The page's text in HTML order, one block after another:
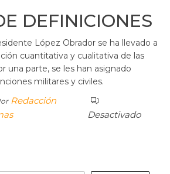
DEFINICIONES
López Obrador se ha llevado a
cuantitativa y cualitativa de las
una parte, se les han asignado
militares y civiles.
Redacción
Desactivado